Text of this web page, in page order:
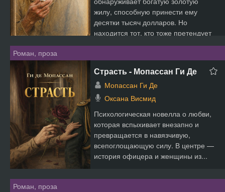
жилу, способную принести ему
десятки тысяч долларов. Но
находится тот, кто тоже претендует
на...
Роман, проза
Страсть - Мопассан Ги Де
Мопассан Ги Де
Оксана Висмид
Психологическая новелла о любви,
которая вспыхивает внезапно и
превращается в навязчивую,
всепоглощающую силу. В центре —
история офицера и женщины из...
Роман, проза